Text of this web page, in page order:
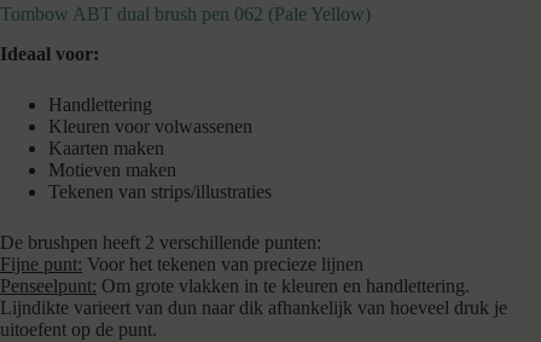
Tombow ABT dual brush pen 062 (Pale Yellow)
Ideaal voor:
Handlettering
Kleuren voor volwassenen
Kaarten maken
Motieven maken
Tekenen van strips/illustraties
De brushpen heeft 2 verschillende punten:
Fijne punt: Voor het tekenen van precieze lijnen
Penseelpunt: Om grote vlakken in te kleuren en handlettering.
Lijndikte varieert van dun naar dik afhankelijk van hoeveel druk je
uitoefent op de punt.